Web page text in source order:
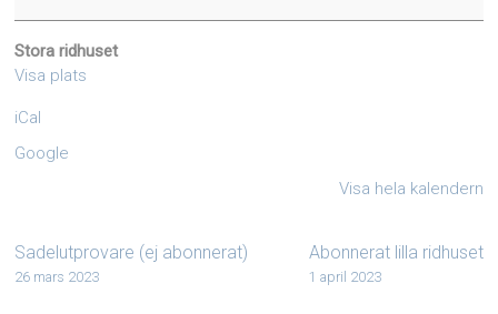
Stora ridhuset
Visa plats
iCal
Google
Visa hela kalendern
Sadelutprovare (ej abonnerat)
26 mars 2023
Abonnerat lilla ridhuset
1 april 2023